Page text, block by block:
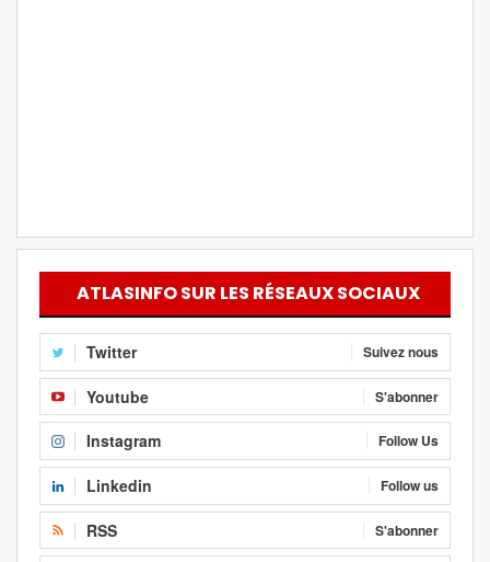
ATLASINFO SUR LES RÉSEAUX SOCIAUX
Twitter Suivez nous
Youtube S'abonner
Instagram Follow Us
Linkedin Follow us
RSS S'abonner